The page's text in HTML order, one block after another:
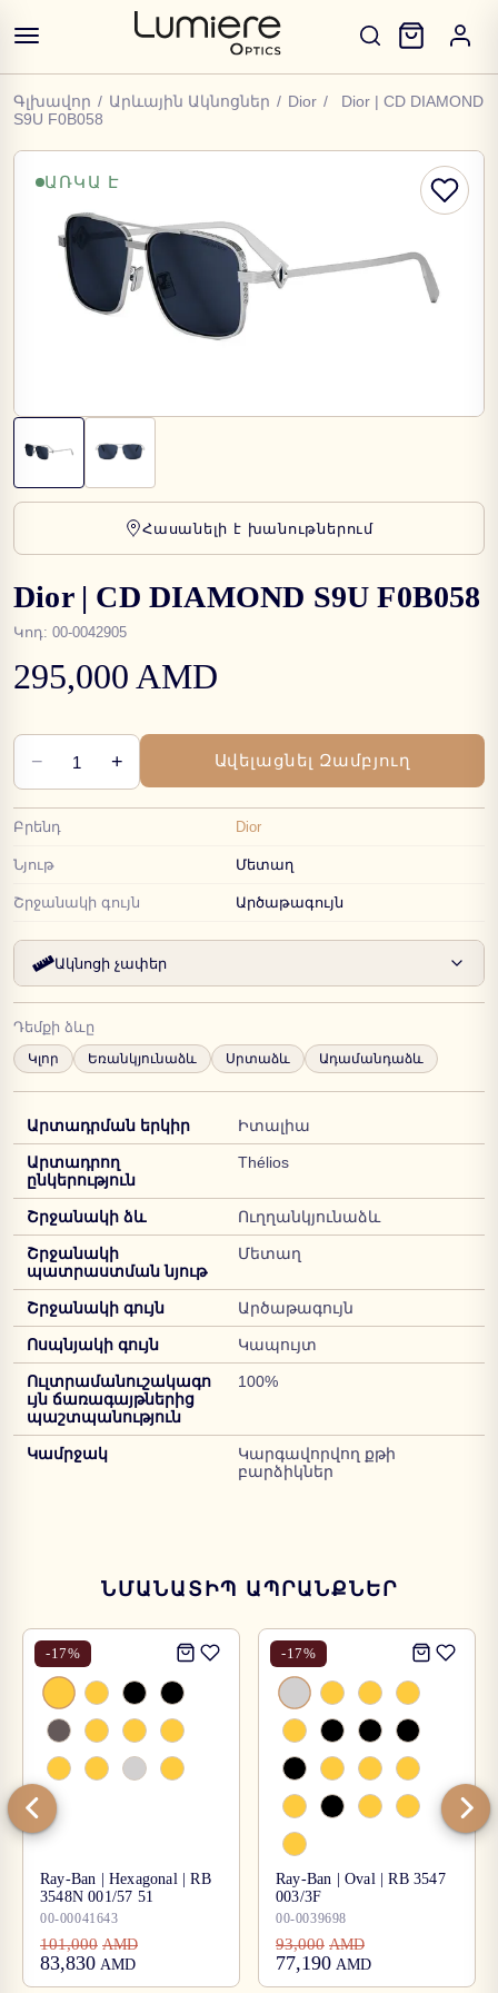
Գլխավոր / Արևային Ակնոցներ / Dior /
Dior | CD DIAMOND
S9U F0B058
ԱՌԿԱ Է
Հասանելի է խանութներում
Dior | CD DIAMOND S9U F0B058
Կոդ: 00-0042905
295,000 AMD
− 1 + Ավելացնել Զամբյուղ
Բրենդ Dior
Նյութ Մետաղ
Շրջանակի գույն Արծաթագույն
Ակնոցի չափեր
Դեմքի ձևը
Կլոր Եռանկյունաձև Սրտաձև Ադամանդաձև
Արտադրման երկիր Իտալիա
Արտադրող
ընկերություն
Thélios
Շրջանակի ձև Ուղղանկյունաձև
Շրջանակի
պատրաստման նյութ
Մետաղ
Շրջանակի գույն Արծաթագույն
Ոսպնյակի գույն Կապույտ
Ուլտրամանուշակագո
ւյն ճառագայթներից
պաշտպանություն
100%
Կամրջակ
Կարգավորվող քթի
բարձիկներ
ՆՄԱՆԱՏԻՊ ԱՊՐԱՆՔՆԵՐ
-17%
Ray-Ban | Hexagonal | RB
3548N 001/57 51
00-00041643
101,000 AMD
83,830 AMD
-17%
Ray-Ban | Oval | RB 3547
003/3F
00-0039698
93,000 AMD
77,190 AMD